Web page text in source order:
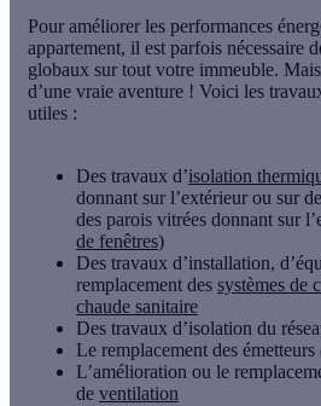
Pour améliorer les performances
appartement, il est parfois nécessaire
globaux sur tout votre immeuble.
d’une vraie aventure ! Voici les
utiles :
Des travaux d’isolation
donnant sur l’extérieur ou sur
des parois vitrées donnant sur
de fenêtres)
Des travaux d’installation,
remplacement des systèmes de
chaude sanitaire
Des travaux d’isolation du
Le remplacement des émetteurs
L’amélioration ou le
de ventilation